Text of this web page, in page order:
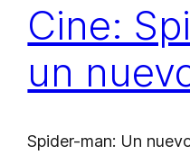
Cine:
un
Spider-man: Un